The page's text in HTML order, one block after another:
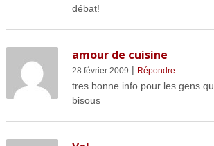
débat!
amour de cuisine
28 février 2009 | Répondre
tres bonne info pour les gens
bisous